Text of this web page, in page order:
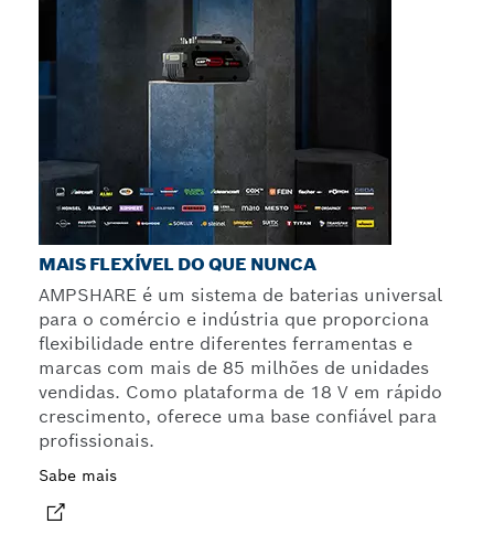
MAIS FLEXÍVEL DO QUE NUNCA
AMPSHARE é um sistema de baterias universal
para o comércio e indústria que proporciona
flexibilidade entre diferentes ferramentas e
marcas com mais de 85 milhões de unidades
vendidas. Como plataforma de 18 V em rápido
crescimento, oferece uma base confiável para
profissionais.
Sabe mais